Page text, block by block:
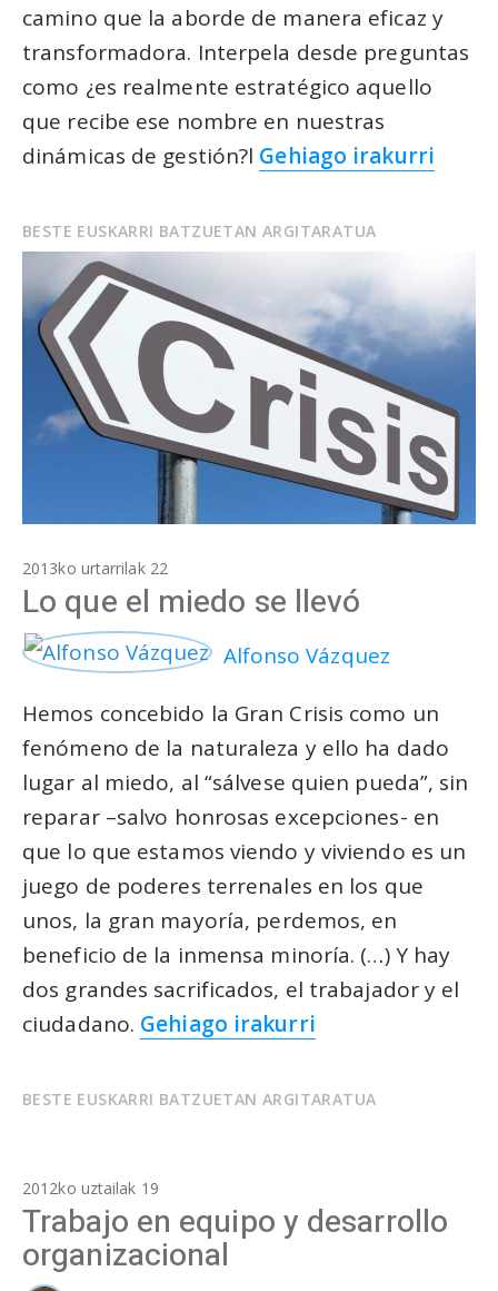
camino que la aborde de manera eficaz y
transformadora. Interpela desde preguntas
como ¿es realmente estratégico aquello
que recibe ese nombre en nuestras
dinámicas de gestión?l Gehiago irakurri
BESTE EUSKARRI BATZUETAN ARGITARATUA
2013ko urtarrilak 22
Lo que el miedo se llevó
Alfonso Vázquez
Hemos concebido la Gran Crisis como un
fenómeno de la naturaleza y ello ha dado
lugar al miedo, al “sálvese quien pueda”, sin
reparar –salvo honrosas excepciones- en
que lo que estamos viendo y viviendo es un
juego de poderes terrenales en los que
unos, la gran mayoría, perdemos, en
beneficio de la inmensa minoría. (…) Y hay
dos grandes sacrificados, el trabajador y el
ciudadano. Gehiago irakurri
BESTE EUSKARRI BATZUETAN ARGITARATUA
2012ko uztailak 19
Trabajo en equipo y desarrollo
organizacional